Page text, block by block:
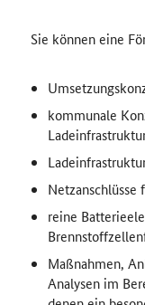
Sie können eine
kommunale
Netzanschlüsse
reine
Maßnahmen,
Analysen im